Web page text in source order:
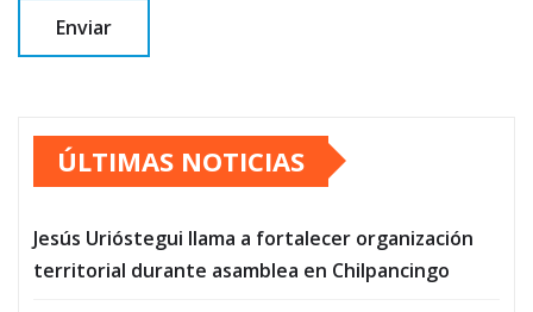
ÚLTIMAS NOTICIAS
Jesús Urióstegui llama a fortalecer organización
territorial durante asamblea en Chilpancingo